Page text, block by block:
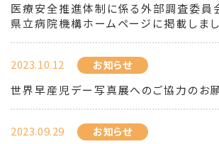
医療安全推進体制に係る外部調査委員
県立病院機構ホームページに掲載しま
2023.10.12 お知らせ
世界早産児デー写真展へのご協力のお
2023.09.29 お知らせ